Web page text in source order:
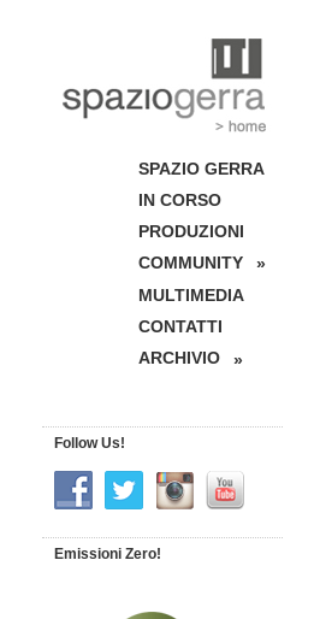
SPAZIO GERRA
IN CORSO
PRODUZIONI
COMMUNITY
»
MULTIMEDIA
CONTATTI
ARCHIVIO
»
Follow Us!
Emissioni Zero!